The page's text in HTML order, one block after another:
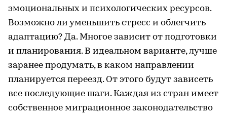
эмоциональных и психологических ресурсов.
Возможно ли уменьшить стресс и облегчить
адаптацию? Да. Многое зависит от подготовки
и планирования. В идеальном варианте, лучше
заранее продумать, в каком направлении
планируется переезд. От этого будут зависеть
все последующие шаги. Каждая из стран имеет
собственное миграционное законодательство